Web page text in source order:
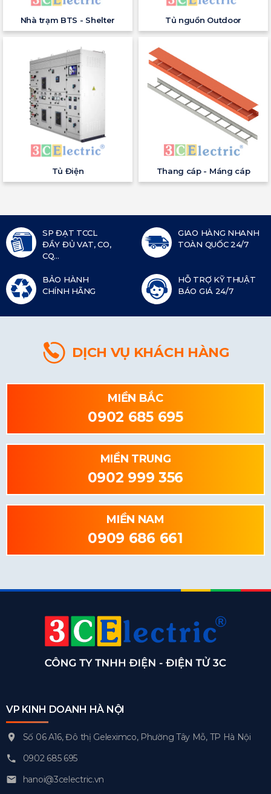
Nhà trạm BTS - Shelter Tủ nguồn Outdoor
Tủ Điện Thang cáp - Máng cáp
SP ĐẠT TCCL
ĐẦY ĐỦ VAT, CO,
CQ...
GIAO HÀNG NHANH
TOÀN QUỐC 24/7
BẢO HÀNH
CHÍNH HÃNG
HỖ TRỢ KỸ THUẬT
BÁO GIÁ 24/7
DỊCH VỤ KHÁCH HÀNG
MIỀN BẮC
0902 685 695
MIỀN TRUNG
0902 999 356
MIỀN NAM
0909 686 661
VP KINH DOANH HÀ NỘI
Số 06 A16, Đô thị Geleximco, Phường Tây Mỗ, TP Hà Nội
0902 685 695
hanoi@3celectric.vn